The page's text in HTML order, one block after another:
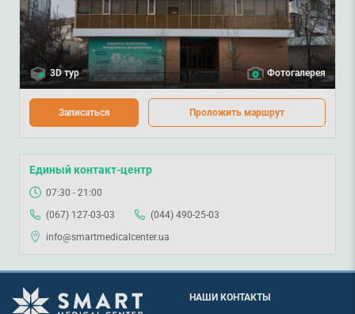
3D тур Фотогалерея
Записаться Проложить маршрут
Единый контакт-центр
07:30 - 21:00
(067) 127-03-03
(044) 490-25-03
info@smartmedicalcenter.ua
НАШИ КОНТАКТЫ